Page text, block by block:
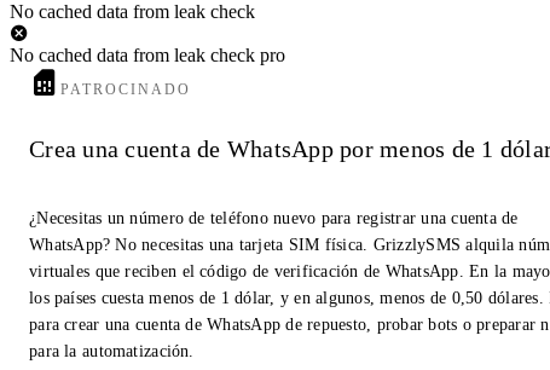
No cached data from leak check
No cached data from leak check pro
PATROCINADO
Crea una cuenta de WhatsApp por menos de 1
¿Necesitas un número de teléfono nuevo para registrar una cuenta de
WhatsApp? No necesitas una tarjeta SIM física. GrizzlySMS alquila
virtuales que reciben el código de verificación de WhatsApp. En la
los países cuesta menos de 1 dólar, y en algunos, menos de 0,50 dólares.
para crear una cuenta de WhatsApp de repuesto, probar bots o preparar
para la automatización.